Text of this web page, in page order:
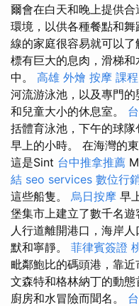
爾會在白天和晚上提供
環境，以供各種餐點和舞
線的家庭很容易就可以了
標有巨大的息肉，滑梯
中。 高雄 外燴 按摩 課程
河流游泳池，以及專門
和兒童大小的休息室。
括體育泳池，下午的球
早上的小時。 在海灣的
這是Sint 台中推拿推薦
結 seo services 數位行
這些船隻。 烏日按摩 早
堡集市上建立了數千名遊
人行道離開港口，海岸
默和寧靜。 菲律賓簽證
毗鄰鮑比的碼頭港，靠
文森特和格林納丁的動
廚房和水冒險而聞名。